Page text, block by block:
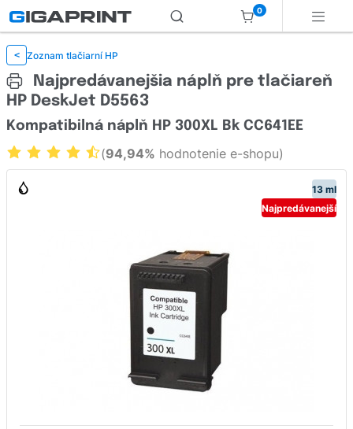
0
< Zoznam tlačiarní HP
Najpredávanejšia náplň pre tlačiareň
HP DeskJet D5563
13 ml
Najpredávanejší
Kompatibilná náplň HP 300XL Bk CC641EE
(94,94% hodnotenie e-shopu)